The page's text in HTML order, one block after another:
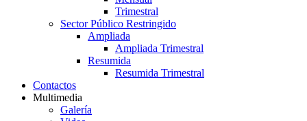
Trimestral
Sector Público Restringido
Ampliada
Ampliada Trimestral
Resumida
Resumida Trimestral
Contactos
Multimedia
Galería